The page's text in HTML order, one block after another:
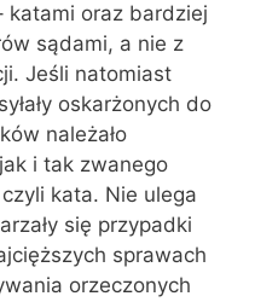
katami oraz bardziej
sądami, a nie z
Jeśli natomiast
oskarżonych do
należało
i tak zwanego
kata. Nie ulega
się przypadki
sprawach
orzeczonych